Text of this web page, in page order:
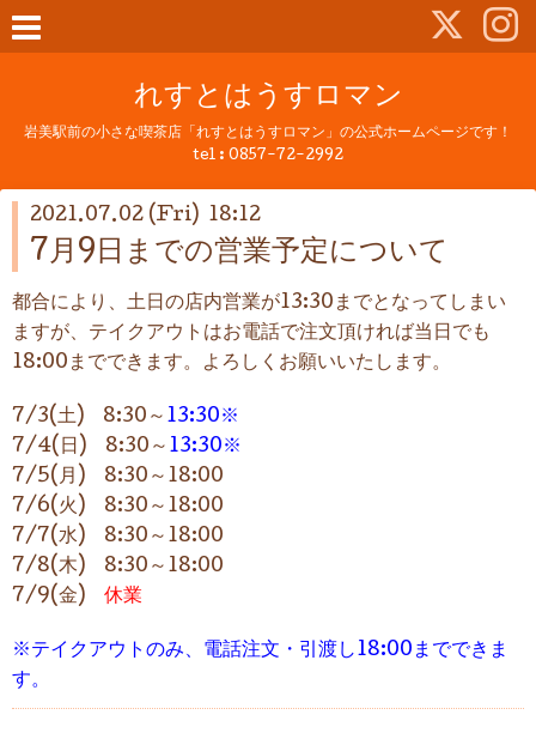
れすとはうすロマン
岩美駅前の小さな喫茶店「れすとはうすロマン」の公式ホームページです！
tel : 0857-72-2992
2021.07.02 (Fri) 18:12
7月9日までの営業予定について
都合により、土日の店内営業が13:30までとなってしまい
ますが、テイクアウトはお電話で注文頂ければ当日でも
18:00までできます。よろしくお願いいたします。
7/3(土) 8:30～ 13:30※
7/4(日) 8:30～ 13:30※
7/5(月) 8:30～18:00
7/6(火) 8:30～18:00
7/7(水) 8:30～18:00
7/8(木) 8:30～18:00
7/9(金) 休業
※テイクアウトのみ、電話注文・引渡し18:00までできま
す。